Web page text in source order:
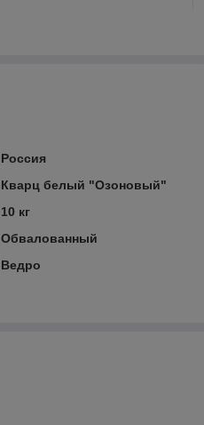
Россия
Кварц белый "Озоновый"
10 кг
Обвалованный
Ведро